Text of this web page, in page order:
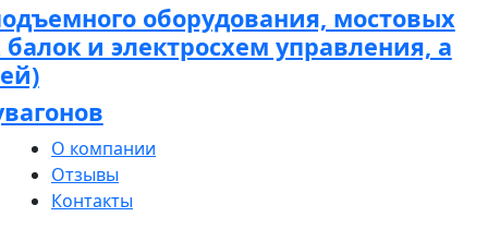
оборудования, мостовых
и электросхем управления, а
О компании
Отзывы
Контакты